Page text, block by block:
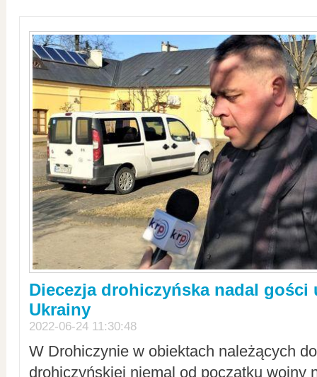
Diecezja drohiczyńska nadal gości
Ukrainy
2022-06-24 11:30:48
W Drohiczynie w obiektach należących
drohiczyńskiej niemal od początku wojny